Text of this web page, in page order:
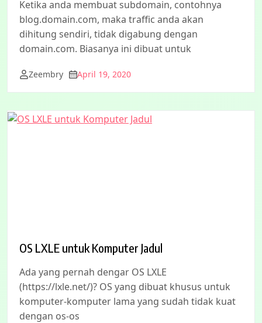
Ketika anda membuat subdomain, contohnya
blog.domain.com, maka traffic anda akan
dihitung sendiri, tidak digabung dengan
domain.com. Biasanya ini dibuat untuk
Zeembry April 19, 2020
OS LXLE untuk Komputer Jadul
Ada yang pernah dengar OS LXLE
(https://lxle.net/)? OS yang dibuat khusus untuk
komputer-komputer lama yang sudah tidak kuat
dengan os-os